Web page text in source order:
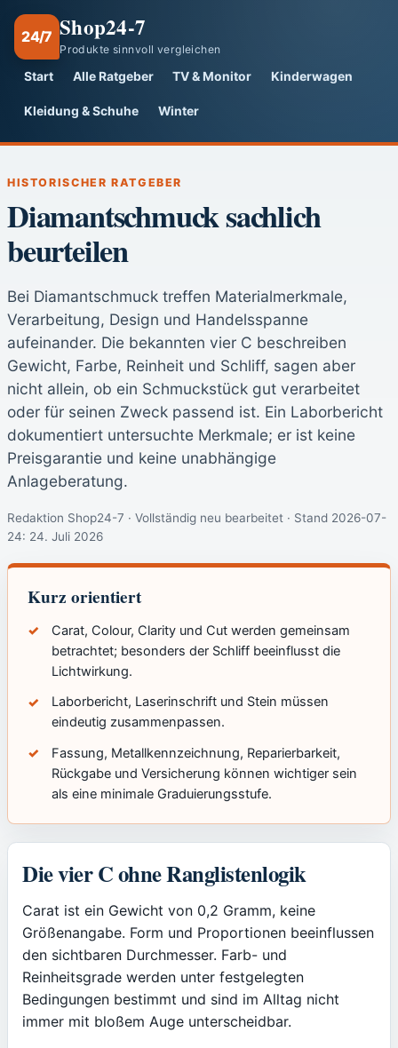
24/7 Shop24-7
Produkte sinnvoll vergleichen
Start Alle Ratgeber TV & Monitor Kinderwagen
Kleidung & Schuhe Winter
HISTORISCHER RATGEBER
Diamantschmuck sachlich
beurteilen
Bei Diamantschmuck treffen Materialmerkmale,
Verarbeitung, Design und Handelsspanne
aufeinander. Die bekannten vier C beschreiben
Gewicht, Farbe, Reinheit und Schliff, sagen aber
nicht allein, ob ein Schmuckstück gut verarbeitet
oder für seinen Zweck passend ist. Ein Laborbericht
dokumentiert untersuchte Merkmale; er ist keine
Preisgarantie und keine unabhängige
Anlageberatung.
Redaktion Shop24-7 · Vollständig neu bearbeitet · Stand 2026-07-
24: 24. Juli 2026
Kurz orientiert
Carat, Colour, Clarity und Cut werden gemeinsam
betrachtet; besonders der Schliff beeinflusst die
Lichtwirkung.
Laborbericht, Laserinschrift und Stein müssen
eindeutig zusammenpassen.
Fassung, Metallkennzeichnung, Reparierbarkeit,
Rückgabe und Versicherung können wichtiger sein
als eine minimale Graduierungsstufe.
Die vier C ohne Ranglistenlogik
Carat ist ein Gewicht von 0,2 Gramm, keine
Größenangabe. Form und Proportionen beeinflussen
den sichtbaren Durchmesser. Farb- und
Reinheitsgrade werden unter festgelegten
Bedingungen bestimmt und sind im Alltag nicht
immer mit bloßem Auge unterscheidbar.